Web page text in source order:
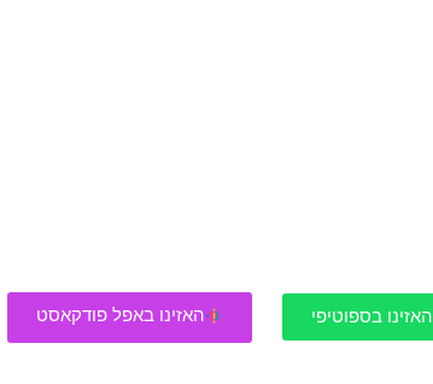
האזינו בספוטיפי האזינו באפל פודקאסט